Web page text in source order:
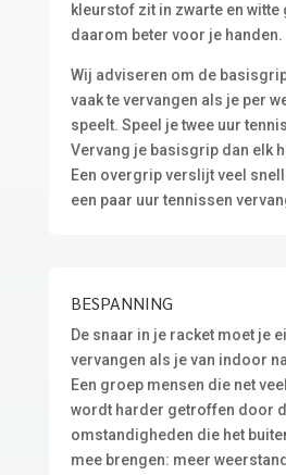
kleurstof zit in zwarte en witte
daarom beter voor je handen.
Wij adviseren om de
vaak te vervangen als je per
speelt. Speel je twee uur
Vervang je basisgrip dan elk
Een overgrip verslijt veel
een paar uur tennissen
BESPANNING
De snaar in je racket moet je
vervangen als je van indoor
Een groep mensen die net
wordt harder getroffen door
omstandigheden die het
mee brengen: meer